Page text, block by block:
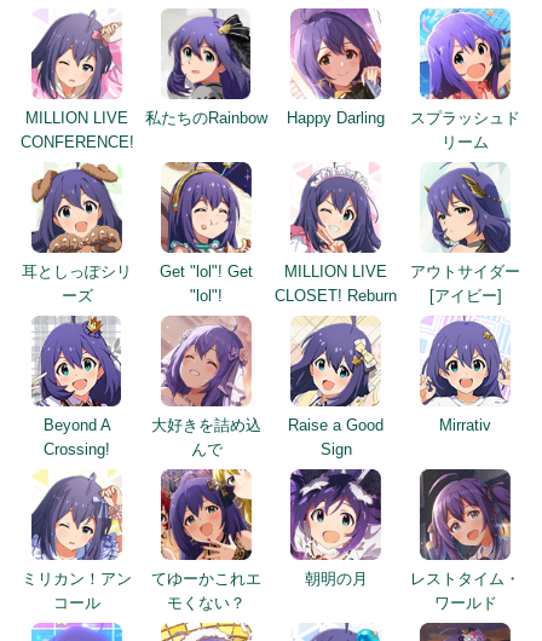
MILLION LIVE
CONFERENCE!
私たちのRainbow Happy Darling
スプラッシュド
リーム
耳としっぽシリ
ーズ
Get "lol"! Get
"lol"!
MILLION LIVE
CLOSET! Reburn
アウトサイダー
[アイビー]
Beyond A
Crossing!
大好きを詰め込
んで
Raise a Good
Sign
Mirrativ
ミリカン！アン
コール
てゆーかこれエ
モくない？
朝明の月
レストタイム・
ワールド